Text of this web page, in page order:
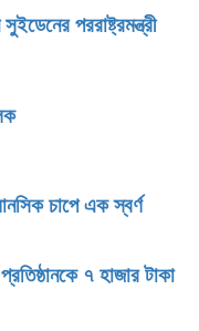
পররাষ্ট্রমন্ত্রী
চাপে এক স্বর্ণ
৭ হাজার টাকা